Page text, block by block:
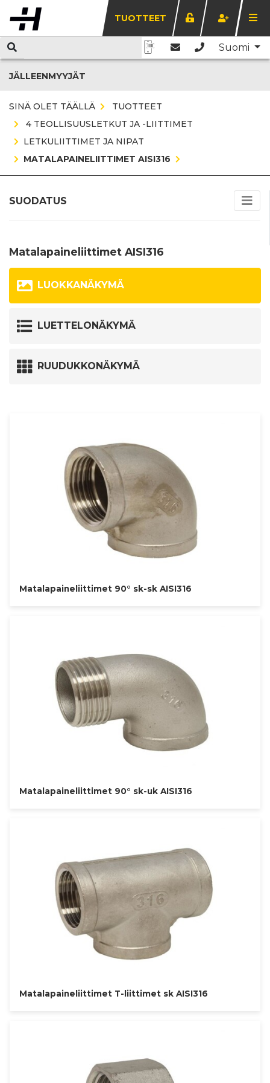
TUOTTEET
Suomi
JÄLLEENMYYJÄT
SINÄ OLET TÄÄLLÄ
TUOTTEET
4 TEOLLISUUSLETKUT JA -LIITTIMET
LETKULIITTIMET JA NIPAT
MATALAPAINELIITTIMET AISI316
SUODATUS
Matalapaineliittimet AISI316
LUOKKANÄKYMÄ
LUETTELONÄKYMÄ
RUUDUKKONÄKYMÄ
Matalapaineliittimet 90° sk-sk AISI316
Matalapaineliittimet 90° sk-uk AISI316
Matalapaineliittimet T-liittimet sk AISI316